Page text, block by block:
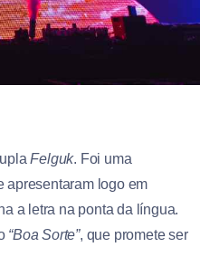
Felguk. Foi uma
apresentaram logo em
a letra na ponta da língua.
“Boa Sorte”, que promete ser